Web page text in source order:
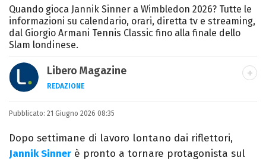
Quando gioca Jannik Sinner a Wimbledon 2026? Tutte le
informazioni su calendario, orari, diretta tv e streaming,
dal Giorgio Armani Tennis Classic fino alla finale dello
Slam londinese.
Libero Magazine
REDAZIONE
E-MAIL
INSTAGRAM FACEBOOK
Libero Magazine è il canale del portale
Libero.it dedicato al mondo della
televisione, dello spettacolo e del gossip.
Pubblicato: 21 Giugno 2026 08:35
Dopo settimane di lavoro lontano dai riflettori,
Jannik Sinner è pronto a tornare protagonista sul